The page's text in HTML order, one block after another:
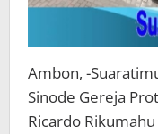
Ambon, -
Sinode Gereja
Ricardo